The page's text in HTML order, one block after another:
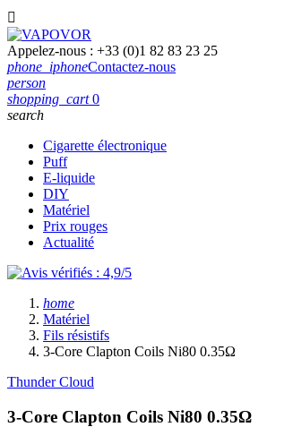

Appelez-nous : +33 (0)1 82 83 23 25
phone_iphoneContactez-nous
person
shopping_cart 0
search
Cigarette électronique
Puff
E-liquide
DIY
Matériel
Prix rouges
Actualité
home
Matériel
Fils résistifs
3-Core Clapton Coils Ni80 0.35Ω
Thunder Cloud
3-Core Clapton Coils Ni80 0.35Ω